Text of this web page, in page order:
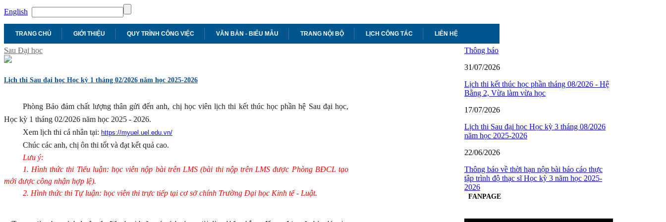
English
TRANG CHỦ GIỚI THIỆU QUY TRÌNH CÔNG VIỆC VĂN BẢN - BIỂU MẪU TRANG NỘI BỘ LỊCH CÔNG TÁC LIÊN HỆ
Sau Đại học
Lịch thi Sau đại học Học kỳ 1 tháng 02/2026 năm học 2025-2026
Phòng Bảo đảm chất lượng thân gửi đến anh, chị học viên lịch thi kết thúc học phần hệ Sau đại học,
Học kỳ 1 tháng 02/2026 năm học 2025 - 2026.
Xem lịch thi cá nhân tại: https://myuel.uel.edu.vn/
Chúc các anh, chị ôn thi tốt và đạt kết quả cao.
Lưu ý:
1. Hình thức thi Tiểu luận: học viên nộp bài trên LMS (bài thi nộp trên LMS được Phòng BĐCL tạo
mới được công nhận hợp lệ).
2. Hình thức thi Tự luận: học viên thi trực tiếp tại cơ sở chính Trường Đại học Kinh tế - Luật.
Thông báo
31/07/2026
Lịch thi kết thúc học phần tháng 08/2026 - Hệ
Bằng 2, Vừa làm vừa học
17/07/2026
Lịch thi Sau đại học Học kỳ 3 tháng 08/2026
năm học 2025-2026
22/06/2026
Thông báo về thời hạn nộp bài báo cáo thực
tập trình độ thạc sĩ Học kỳ 3 năm học 2025-
2026
FANPAGE